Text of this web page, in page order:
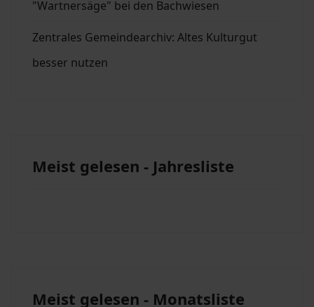
"Wartnersäge" bei den Bachwiesen
Zentrales Gemeindearchiv: Altes Kulturgut
besser nutzen
Meist gelesen - Jahresliste
Meist gelesen - Monatsliste